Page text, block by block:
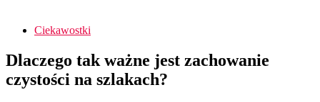
Ciekawostki
Dlaczego tak ważne jest zachowanie
czystości na szlakach?